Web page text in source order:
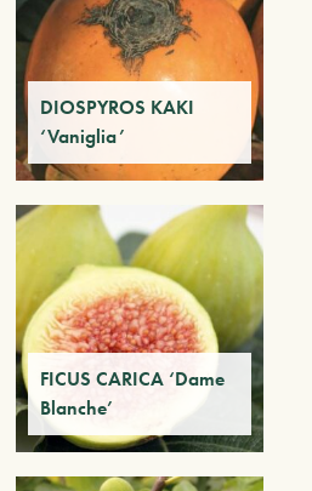
DIOSPYROS KAKI
‘Vaniglia’
FICUS CARICA ‘Dame
Blanche’